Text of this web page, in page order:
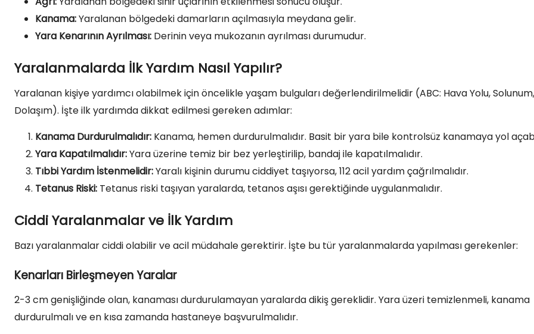
Kanama:Yaralanan bölgedeki damarların açılmasıyla meydana gelir.
Yara Kenarının Ayrılması: Derinin veya mukozanın ayrılması durumudur.
Yaralanmalarda İlk Yardım Nasıl Yapılır?
Yaralanan kişiye yardımcı olabilmek için öncelikle yaşam bulguları değerlendirilmelidir (ABC: Hava Yolu, Solunum,
Dolaşım). İşte ilk yardımda dikkat edilmesi gereken adımlar:
Kanama Durdurulmalıdır: Kanama, hemen durdurulmalıdır. Basit bir yara bile kontrolsüz kanamaya yol
Yara Kapatılmalıdır:Yara üzerine temiz bir bez yerleştirilip, bandaj ile kapatılmalıdır.
Tıbbi Yardım İstenmelidir:Yaralı kişinin durumu ciddiyet taşıyorsa, 112 acil yardım çağrılmalıdır.
Tetanus Riski: Tetanus riski taşıyan yaralarda, tetanos aşısı gerektiğinde uygulanmalıdır.
Ciddi Yaralanmalar ve İlk Yardım
Bazı yaralanmalar ciddi olabilir ve acil müdahale gerektirir. İşte bu tür yaralanmalarda yapılması gerekenler:
Kenarları Birleşmeyen Yaralar
2-3 cm genişliğinde olan, kanaması durdurulamayan yaralarda dikiş gereklidir. Yara üzeri temizlenmeli, kanama
durdurulmalı ve en kısa zamanda hastaneye başvurulmalıdır.